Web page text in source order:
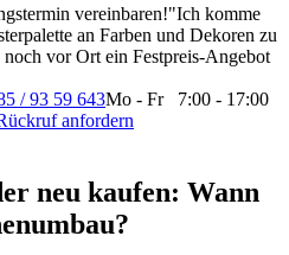
vereinbaren!"Ich komme
an Farben und Dekoren zu
vor Ort ein Festpreis-Angebot
/ 93 59 643Mo - Fr 7:00 - 17:00
anfordern
neu kaufen: Wann